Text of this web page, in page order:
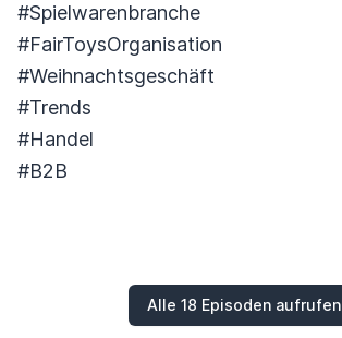
#Spielwarenbranche
#FairToysOrganisation
#Weihnachtsgeschäft
#Trends
#Handel
#B2B
Alle 18 Episoden aufrufen